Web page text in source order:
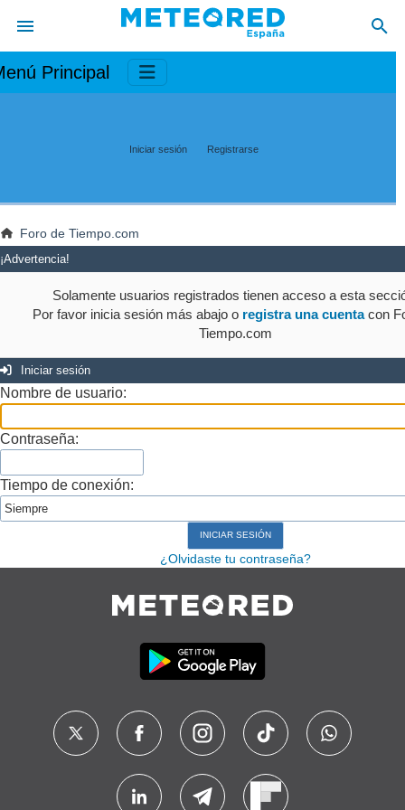
Principal
Iniciar sesión Registrarse
Foro de Tiempo.com
¡Advertencia!
Solamente usuarios registrados tienen acceso a esta
Por favor inicia sesión más abajo o registra una cuentacon
Tiempo.com
Iniciar sesión
Nombre de usuario:
Contraseña:
Tiempo de conexión:
¿Olvidaste tu contraseña?